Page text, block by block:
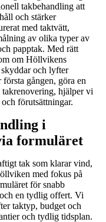
takbehandling att
och stärker
med taktvätt,
av olika typer av
papptak. Med rätt
om Höllvikens
och lyfter
gången, göra en
hjälper vi
förutsättningar.
i
formuläret
tak som klarar vind,
med fokus på
för snabb
en tydlig offert. Vi
taktyp, budget och
och tydlig tidsplan.